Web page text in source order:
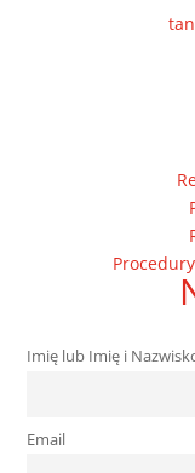
Imię lub Imię i
Email